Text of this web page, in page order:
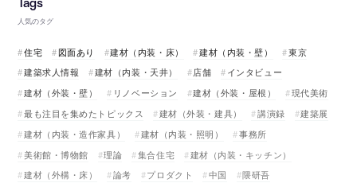
人気のタグ
住宅 図面あり 建材（内装・床） 建材（内装・壁）
東京
建築求人情報
建材（内装・天井） 店舗
インタビュー
建材（外装・壁）
リノベーション 建材（外装・屋根）
現代美術
最も注目を集めたトピックス
建材（外装・建具） 講演録
建築展
建材（内装・造作家具）
建材（内装・照明）
事務所
美術館・博物館
理論 集合住宅
建材（内装・キッチン）
建材（外構・床）
論考 プロダクト 中国
隈研吾